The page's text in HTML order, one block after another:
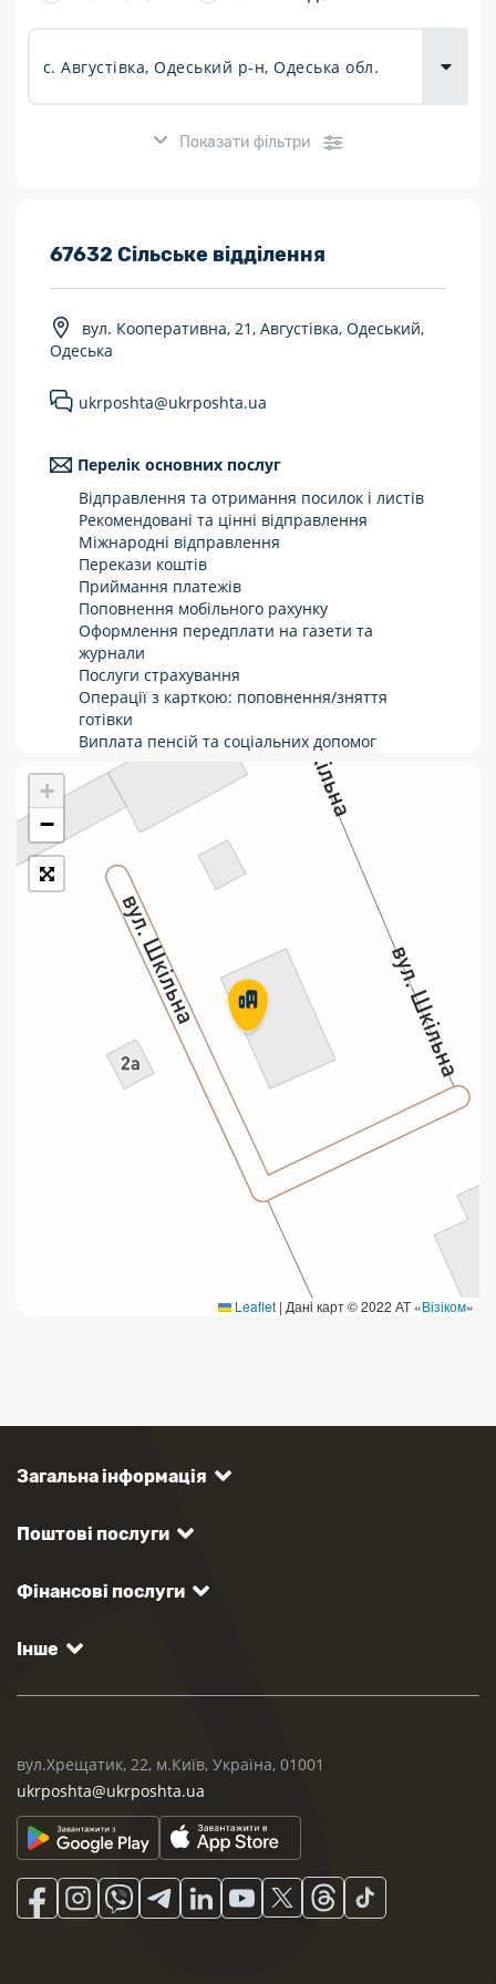
Показати фільтри
Розклад роботи:
Працюють після 19:00
Укрпошта Експрес/тариф «Пріоритетний»
Укрпошта Стандарт/тариф «Базовий»
Доставка за межі України
Прийом вантажів
Фінансові послуги:
Термінові перекази
Перекази
Комунальні та інші платежі
67632 Сільське відділення
вул. Кооперативна, 21, Августівка, Одеський,
Одеська
ukrposhta@ukrposhta.ua
Перелік основних послуг
Відправлення та отримання посилок і листів
Рекомендовані та цінні відправлення
Міжнародні відправлення
Перекази коштів
Приймання платежів
Поповнення мобільного рахунку
Оформлення передплати на газети та
журнали
Послуги страхування
Операції з карткою: поповнення/зняття
готівки
Виплата пенсій та соціальних допомог
Продаж товарів
Продаж марок та паковання
+
−
Leaflet | Дані карт © 2022 АТ «Візіком»
Загальна інформація
Поштові послуги
Фінансові послуги
Інше
вул.Хрещатик, 22, м.Київ, Україна, 01001
ukrposhta@ukrposhta.ua